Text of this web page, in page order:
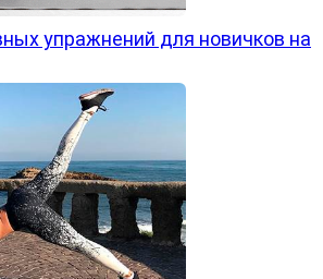
упражнений для новичков на